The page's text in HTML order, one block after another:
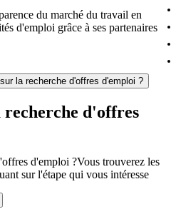
du marché du travail en
d'emploi grâce à ses partenaires
la recherche d'offres d'emploi ?
recherche d'offres
d'emploi ?Vous trouverez les
sur l'étape qui vous intéresse